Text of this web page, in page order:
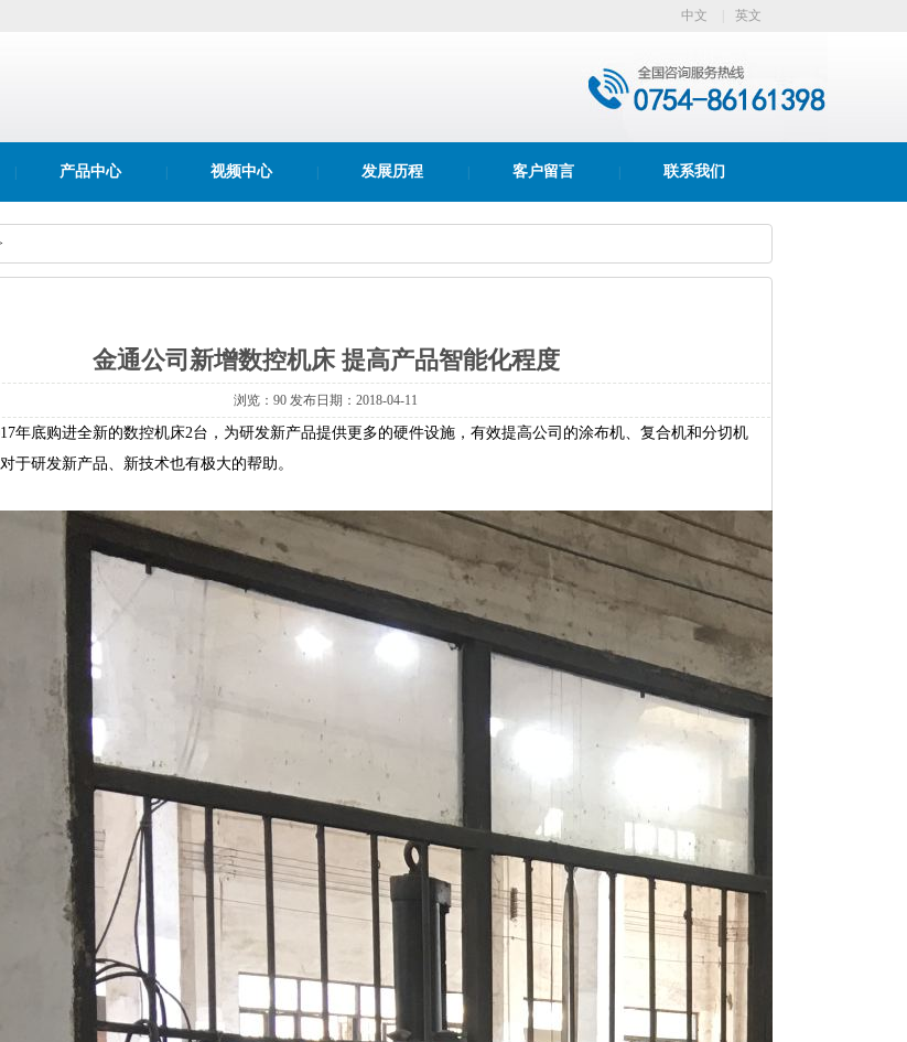
中文 英文
产品中心 视频中心 发展历程 客户留言 联系我们
金通公司新增数控机床 提高产品智能化程度
浏览：90 发布日期：2018-04-11
年底购进全新的数控机床2台，为研发新产品提供更多的硬件设施，有效提高公司的涂布机、复合机和分切机
于研发新产品、新技术也有极大的帮助。